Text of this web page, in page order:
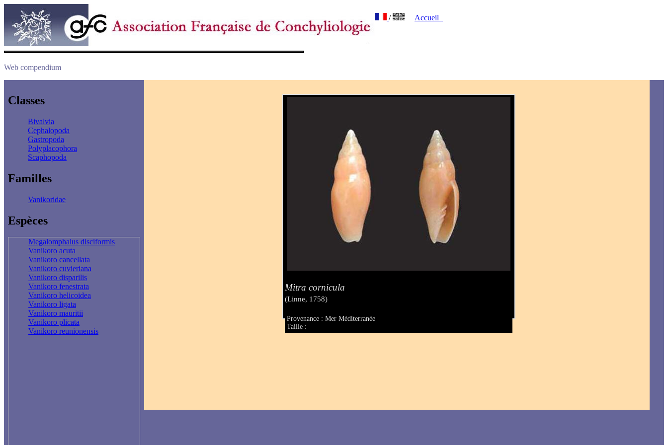
/ Accueil
Web compendium
Classes
Bivalvia
Cephalopoda
Gastropoda
Polyplacophora
Scaphopoda
Familles
Vanikoridae
Espèces
Megalomphalus disciformis
Vanikoro acuta
Vanikoro cancellata
Vanikoro cuvieriana
Vanikoro disparilis
Vanikoro fenestrata
Vanikoro helicoidea
Vanikoro ligata
Vanikoro mauritii
Vanikoro plicata
Vanikoro reunionensis
Mitra cornicula
(Linne, 1758)
Provenance : Mer Méditerranée
Taille :